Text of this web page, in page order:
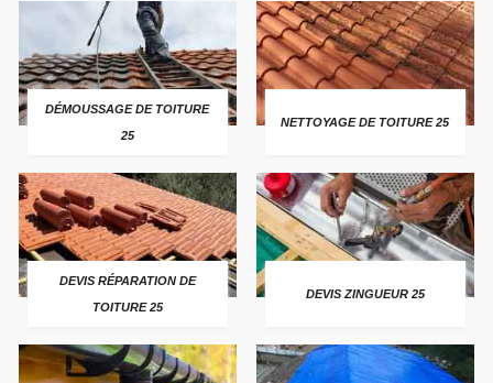
DÉMOUSSAGE DE TOITURE
25
NETTOYAGE DE TOITURE 25
DEVIS RÉPARATION DE
TOITURE 25
DEVIS ZINGUEUR 25